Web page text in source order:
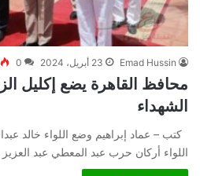
Emad Hussin 23 أبريل، 2024 0
محافظ القاهرة يضع إكليل
الشهداء
كتب – عماد إبراهيم وضع اللواء خالد
اللواء أركان حرب عبد المعطي عبد